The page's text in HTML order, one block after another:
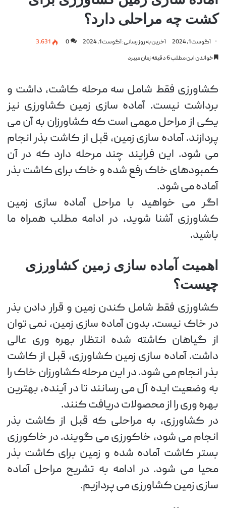
کشت چه مراحلی دارد؟
آگوست 1, 2024 آخرین به روز رسانی: آگوست 1, 2024 0
3,631
خواندن این مطلب 6 دقیقه زمان میبرد
کشاورزی فقط شامل سه مرحله کاشت، داشت و
برداشت نیست. آماده سازی زمین کشاورزی نیز
یکی از مراحل مهمی است که کشاورزان به آن می
پردازند. آماده سازی زمین، قبل از کاشت بذر انجام
می شود. این فرایند چند مرحله دارد که در آن
کمبودهای خاک رفع شده و خاک برای کاشت بذر
آماده می شود.
اگر می خواهید با مراحل آماده سازی زمین
کشاورزی آشنا شوید، در ادامه مطلب همراه ما
باشید.
اهمیت آماده سازی زمین کشاورزی
چیست؟
کشاورزی فقط شامل کندن زمین و قرار دادن بذر
در خاک نیست. بدون آماده سازی زمین، نمی توان
از گیاهان کاشته شده انتظار بهره وری عالی
داشت. آماده سازی زمین کشاورزی، قبل از کاشت
بذر انجام می شود. در این مرحله کشاورزان خاک را
به وضعیت ایده آل می رسانند تا در آینده، بهترین
بهره وری را از محصولات دریافت کنند.
در کشاورزی، به مراحلی که قبل از کاشت بذر
انجام می شود، خاکورزی می گویند. در خاکورزی
بستر کاشت آماده شده و زمین برای کاشت بذر
محیا می شود. در ادامه به تشریح مراحل آماده
سازی زمین کشاورزی می پردازیم.